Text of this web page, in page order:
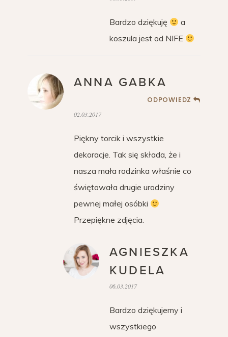
Bardzo dziękuję
a
koszula jest od NIFE
ANNA GABKA
ODPOWIEDZ
02.03.2017
Piękny torcik i wszystkie
dekoracje. Tak się składa, że i
nasza mała rodzinka właśnie co
świętowała drugie urodziny
pewnej małej osóbki
Przepiękne zdjęcia.
AGNIESZKA
KUDELA
06.03.2017
Bardzo dziękujemy i
wszystkiego